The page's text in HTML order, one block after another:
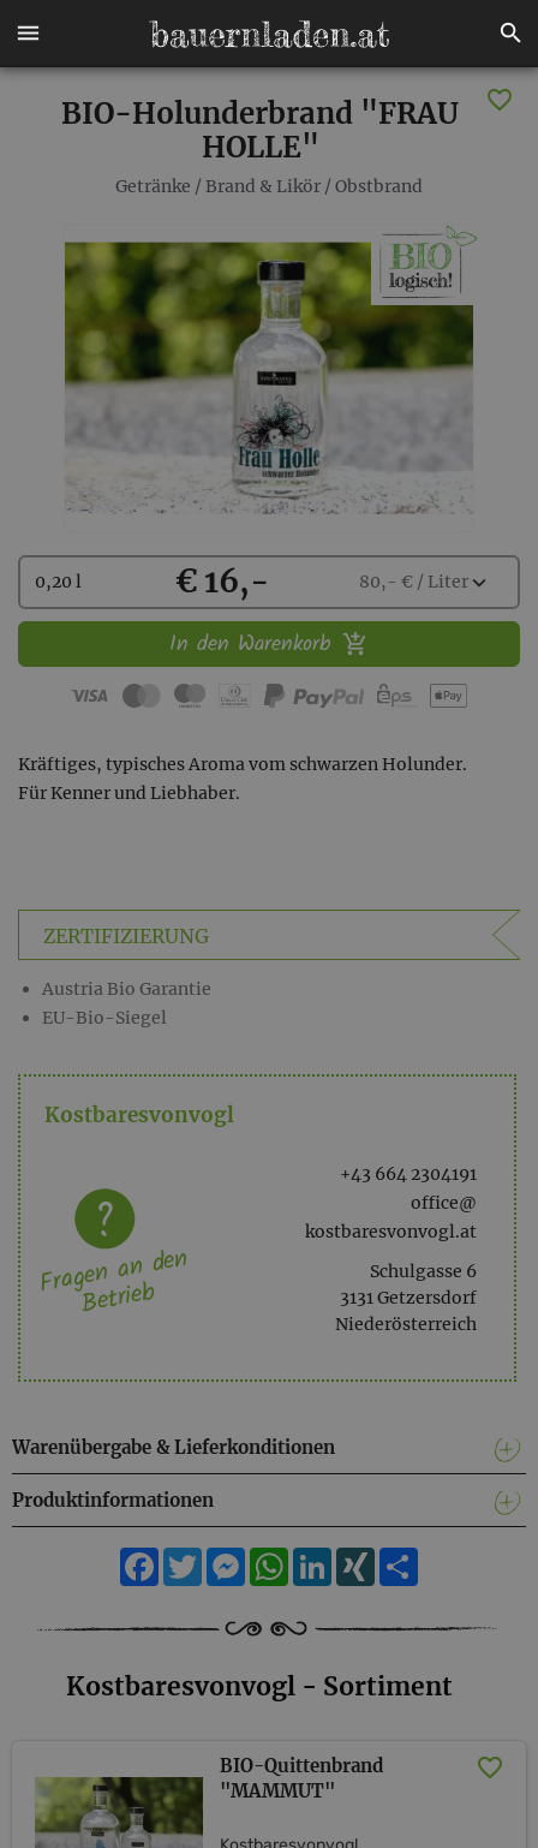
BIO-Holunderbrand "FRAU
HOLLE"
Getränke / Brand & Likör / Obstbrand
Kaufen
Wählen
Sie
Menge
0,20 l € 16,- 80,- € / Literexpand_more
In den Warenkorb
Kräftiges, typisches Aroma vom schwarzen Holunder.
Für Kenner und Liebhaber.
ZERTIFIZIERUNG
Austria Bio Garantie
EU-Bio-Siegel
Kostbaresvonvogl
+43 664 2304191
office@
kostbaresvonvogl.at
Schulgasse 6
3131 Getzersdorf
Niederösterreich
Fragen an den
Betrieb
Warenübergabe & Lieferkonditionen
Produktinformationen
Facebook
TwitterMessengerWhatsApp
LinkedIn
XING
Kostbaresvonvogl - Sortiment
BIO-Quittenbrand
"MAMMUT"